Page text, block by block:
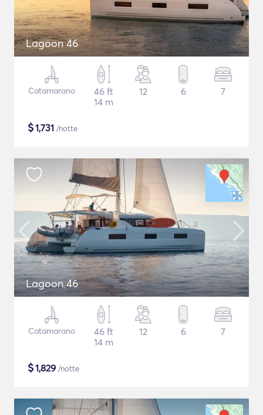
Lagoon 46
Catamarano
46 ft
14 m
12 6 7
$1,731 /notte
Lagoon 46
Catamarano
46 ft
14 m
12 6 7
$1,829 /notte